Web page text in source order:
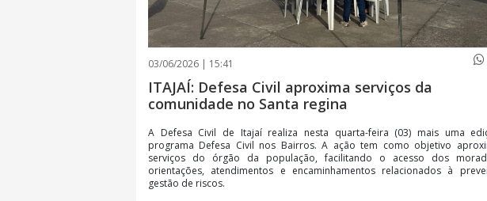
03/06/2026 | 15:41
ITAJAÍ: Defesa Civil aproxima serviços da
comunidade no Santa regina
A Defesa Civil de Itajaí realiza nesta quarta-feira (03) mais uma
programa Defesa Civil nos Bairros. A ação tem como objetivo
serviços do órgão da população, facilitando o acesso dos
orientações, atendimentos e encaminhamentos relacionados à
gestão de riscos.